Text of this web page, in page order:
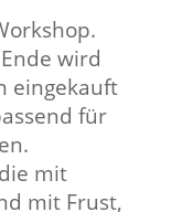
wird
eingekauft
für
mit
mit Frust,